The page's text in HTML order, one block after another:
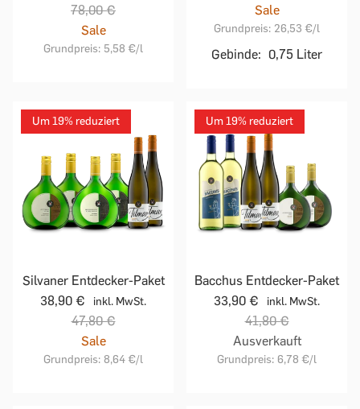
78,00 €
Sale
Grundpreis: 5,58 €/l
Sale
Grundpreis: 26,53 €/l
Gebinde: 0,75 Liter
Um 19% reduziert
Silvaner Entdecker-Paket
38,90 €
inkl. MwSt.
47,80 €
Sale
Grundpreis: 8,64 €/l
Um 19% reduziert
Bacchus Entdecker-Paket
33,90 €
inkl. MwSt.
41,80 €
Ausverkauft
Grundpreis: 6,78 €/l